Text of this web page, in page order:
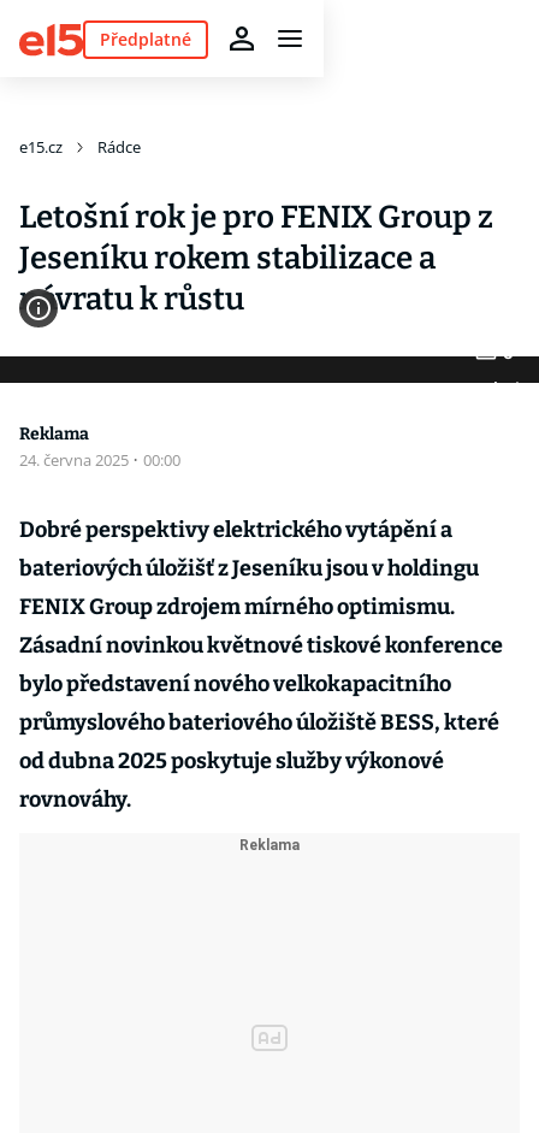
Předplatné
e15.cz Rádce
Letošní rok je pro FENIX Group z
Jeseníku rokem stabilizace a
návratu k růstu
6
Fotogalerie
Reklama
24. června 2025 · 00:00
Dobré perspektivy elektrického vytápění a
bateriových úložišť z Jeseníku jsou v holdingu
FENIX Group zdrojem mírného optimismu.
Zásadní novinkou květnové tiskové konference
bylo představení nového velkokapacitního
průmyslového bateriového úložiště BESS, které
od dubna 2025 poskytuje služby výkonové
rovnováhy.